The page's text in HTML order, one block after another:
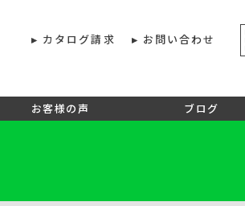
カタログ請求 お問い合わせ
お客様の声 ブログ